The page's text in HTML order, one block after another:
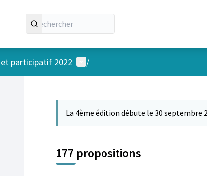
participatif 2022 Menu utilisateur
/
La 4ème édition débute le 30 septembre
177 propositions